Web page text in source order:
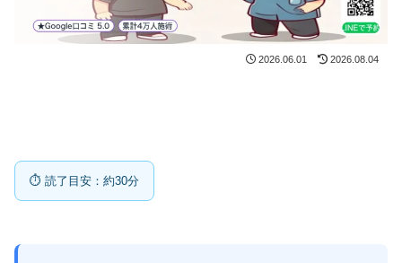
2026.06.01 2026.08.04
⏱ 読了目安：約30分